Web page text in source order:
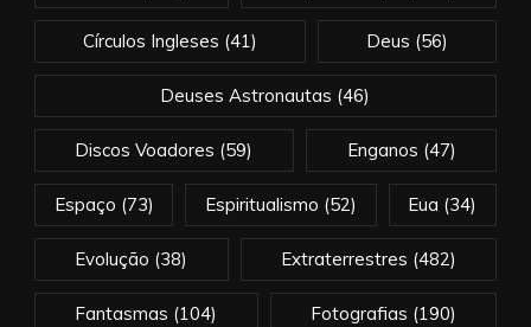
Círculos Ingleses (41) Deus (56)
Deuses Astronautas (46)
Discos Voadores (59) Enganos (47)
Espaço (73) Espiritualismo (52) Eua (34)
Evolução (38) Extraterrestres (482)
Fantasmas (104) Fotografias (190)